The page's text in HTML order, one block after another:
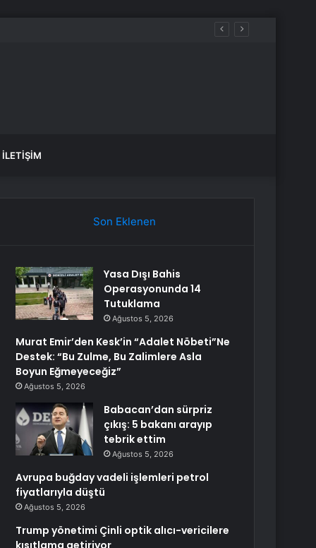
Boyun Eğmeyeceğiz”
İLETIŞIM
Son Eklenen
Yasa Dışı Bahis
Operasyonunda 14
Tutuklama
Ağustos 5, 2026
Murat Emir’den Kesk’in “Adalet Nöbeti”Ne
Destek: “Bu Zulme, Bu Zalimlere Asla
Boyun Eğmeyeceğiz”
Ağustos 5, 2026
Babacan’dan sürpriz
çıkış: 5 bakanı arayıp
tebrik ettim
Ağustos 5, 2026
Avrupa buğday vadeli işlemleri petrol
fiyatlarıyla düştü
Ağustos 5, 2026
Trump yönetimi Çinli optik alıcı-vericilere
kısıtlama getiriyor